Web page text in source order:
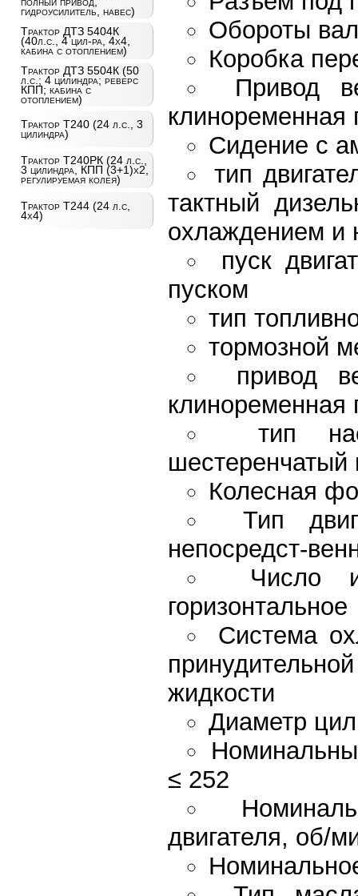
гидроусилитель, навес)
Трактор ДТЗ 5404К
(40л.с., 4 цил-ра, 4х4,
кабина с отоплением)
Трактор ДТЗ 5504К (50
л.с.; 4 цилиндра; реверс
КПП; кабина с
отоплением)
Трактор Т240 (24 л.с., 3
цилиндра)
Трактор Т240РК (24 л.с.,
3 цилиндра, КПП (3+1)х2,
регулируемая колея)
Трактор Т244 (24 л.с,
4х4)
Обороты
Коробка
Привод
клиноременная
Сидение с
тип
тактный
охлаждением и
пуск
пуском
тип
тормозной
привод
клиноременная
тип
шестеренчатый
Колесная
Тип
непосредст-
Число
горизонтальное
Система
жидкости
Диаметр
≤ 252
двигателя, об/